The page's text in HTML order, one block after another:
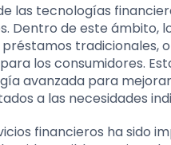
las tecnologías
Dentro de este
tradicionales,
los consumidores.
avanzada para
a las necesidades
financieros ha sido